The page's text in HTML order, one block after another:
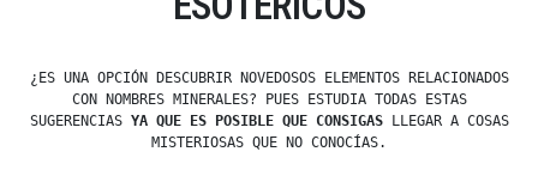
¿ES UNA OPCIÓN DESCUBRIR NOVEDOSOS ELEMENTOS RELACIONADOS
CON NOMBRES MINERALES? PUES ESTUDIA TODAS ESTAS
SUGERENCIAS YA QUE ES POSIBLE QUE CONSIGASLLEGAR A COSAS
MISTERIOSAS QUE NO CONOCÍAS.